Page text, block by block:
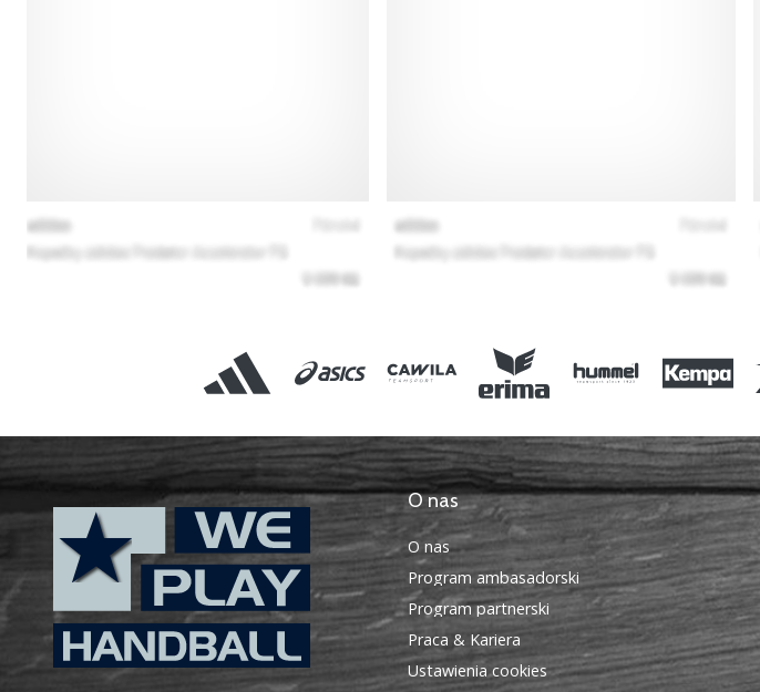
O nas
O nas
Program ambasadorski
Program partnerski
Praca & Kariera
Ustawienia cookies